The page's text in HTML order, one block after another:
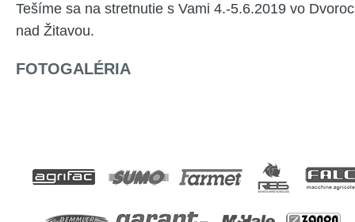
Tešíme sa na stretnutie s Vami 4.-5.6.2019 vo
nad Žitavou.
FOTOGALÉRIA